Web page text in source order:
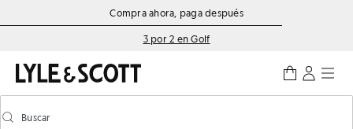
Saltar al contenido principal
Información de accesibilidadCompra ahora, paga después
3 por 2 en Golf
Activar/desactivar la búsqueda predictiva
Buscar